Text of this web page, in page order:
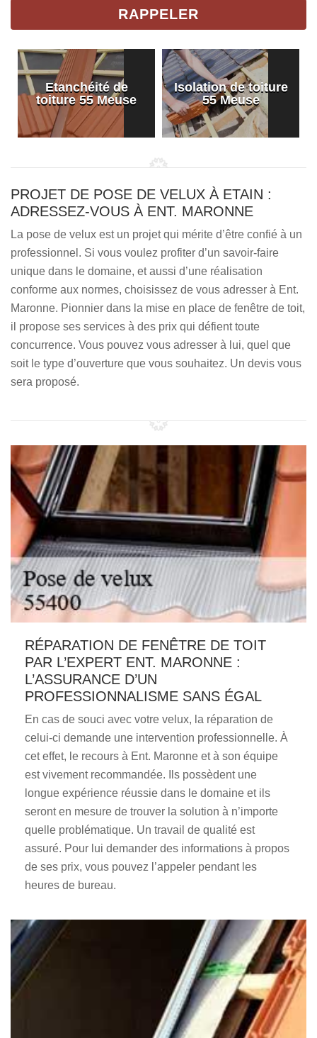
Etanchéité de
toiture 55 Meuse
Isolation de toiture
55 Meuse
PROJET DE POSE DE VELUX À ETAIN :
ADRESSEZ-VOUS À ENT. MARONNE
La pose de velux est un projet qui mérite d’être confié à un
professionnel. Si vous voulez profiter d’un savoir-faire
unique dans le domaine, et aussi d’une réalisation
conforme aux normes, choisissez de vous adresser à Ent.
Maronne. Pionnier dans la mise en place de fenêtre de toit,
il propose ses services à des prix qui défient toute
concurrence. Vous pouvez vous adresser à lui, quel que
soit le type d’ouverture que vous souhaitez. Un devis vous
sera proposé.
RÉPARATION DE FENÊTRE DE TOIT
PAR L’EXPERT ENT. MARONNE :
L’ASSURANCE D’UN
PROFESSIONNALISME SANS ÉGAL
En cas de souci avec votre velux, la réparation de
celui-ci demande une intervention professionnelle. À
cet effet, le recours à Ent. Maronne et à son équipe
est vivement recommandée. Ils possèdent une
longue expérience réussie dans le domaine et ils
seront en mesure de trouver la solution à n’importe
quelle problématique. Un travail de qualité est
assuré. Pour lui demander des informations à propos
de ses prix, vous pouvez l’appeler pendant les
heures de bureau.